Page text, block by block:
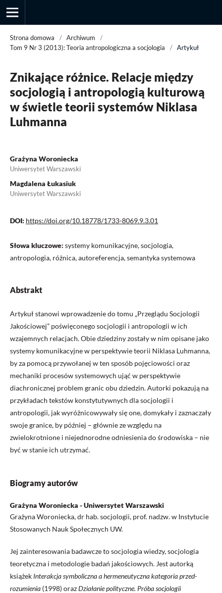
Przegląd Socjologii Jakościowej
Strona domowa / Archiwum
/
Tom 9 Nr 3 (2013): Teoria antropologiczna a socjologia
/ Artykuł
Znikające różnice. Relacje między
socjologią i antropologią kulturową
w świetle teorii systemów Niklasa
Luhmanna
Grażyna Woroniecka
Uniwersytet Warszawski
Magdalena Łukasiuk
Uniwersytet Warszawski
DOI: https://doi.org/10.18778/1733-8069.9.3.01
Słowa kluczowe: systemy komunikacyjne, socjologia,
antropologia, różnica, autoreferencja, semantyka systemowa
Abstrakt
Artykuł stanowi wprowadzenie do tomu „Przeglądu Socjologii
Jakościowej” poświęconego socjologii i antropologii w ich
wzajemnych relacjach. Obie dziedziny zostały w nim opisane jako
systemy komunikacyjne w perspektywie teorii Niklasa Luhmanna,
by za pomocą przywołanej w ten sposób pojęciowości oraz
mechaniki procesów systemowych ująć w perspektywie
diachronicznej problem granic obu dziedzin. Autorki pokazują na
przykładach tekstów konstytutywnych dla socjologii i
antropologii, jak wyróżnicowywały się one, domykały i zaznaczały
swoje granice, by później – głównie ze względu na
zwielokrotnione i niejednorodne odniesienia do środowiska – nie
być w stanie ich utrzymać.
Biogramy autorów
Grażyna Woroniecka - Uniwersytet Warszawski
Grażyna Woroniecka, dr hab. socjologii, prof. nadzw. w Instytucie
Stosowanych Nauk Społecznych UW.
Jej zainteresowania badawcze to socjologia wiedzy, socjologia
teoretyczna i metodologie badań jakościowych. Jest autorką
książek Interakcja symboliczna a hermeneutyczna kategoria przed-
rozumienia (1998) orazDziałanie polityczne. Próba socjologii